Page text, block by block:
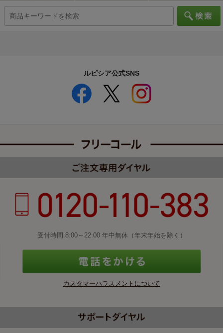
ルピシア公式SNS
受付時間 8:00～22:00 年中無休（年末年始を除く）
カスタマーハラスメントについて